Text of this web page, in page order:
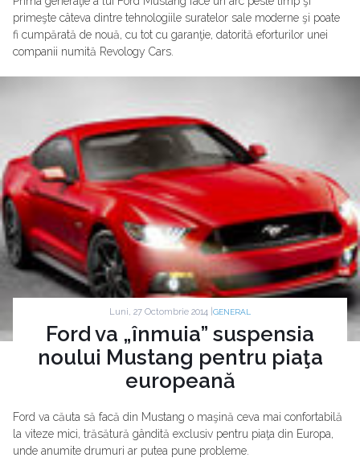
primeşte câteva dintre tehnologiile suratelor sale moderne şi poate
fi cumpărată de nouă, cu tot cu garanţie, datorită eforturilor unei
companii numită Revology Cars.
Luni, 27 Octombrie 2014 | GENERAL
Ford va „înmuia” suspensia
noului Mustang pentru piaţa
europeană
Ford va căuta să facă din Mustang o maşină ceva mai confortabilă
la viteze mici, trăsătură gândită exclusiv pentru piaţa din Europa,
unde anumite drumuri ar putea pune probleme.